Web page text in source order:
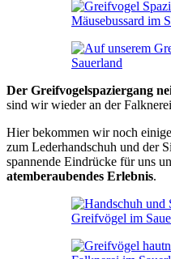
Der Greifvogelspaziergang
sind wir wieder an der
Hier bekommen wir noch
zum Lederhandschuh und der
spannende Eindrücke für uns
atemberaubendes Erlebnis.